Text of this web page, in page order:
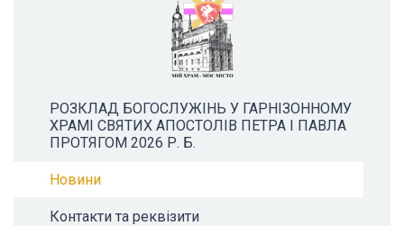
РОЗКЛАД БОГОСЛУЖІНЬ У ГАРНІЗОННОМУ
ХРАМІ СВЯТИХ АПОСТОЛІВ ПЕТРА І ПАВЛА
ПРОТЯГОМ 2026 Р. Б.
Новини
Контакти та реквізити